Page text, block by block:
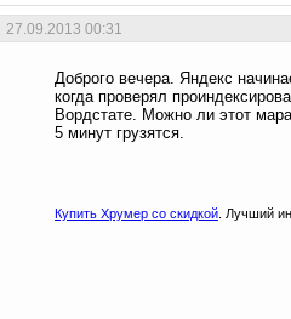
27.09.2013 00:31
Доброго вечера. Яндекс
когда проверял
Вордстате. Можно ли этот
5 минут грузятся.
Купить Хрумер со скидкой . Лучший